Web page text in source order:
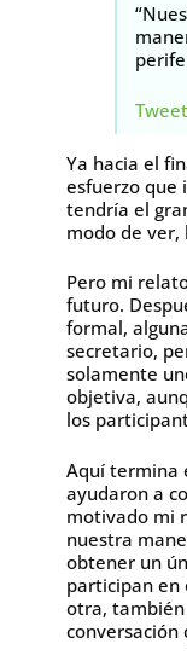
Tweet
Ya hacia el
esfuerzo que
tendría el
modo de ver,
Pero mi
futuro.
formal,
secretario,
solamente
objetiva,
los
Aquí termina
ayudaron a
motivado mi
nuestra
obtener un
participan en
otra, también
conversación